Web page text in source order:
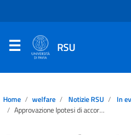
RSU
Home welfare Notizie RSU In
Approvazione Ipotesi di accordo per il welfare, periodo 2025-2027